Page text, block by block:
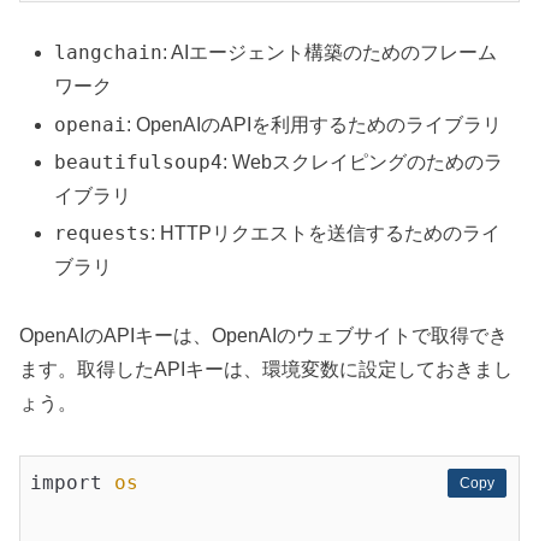
langchain: AIエージェント構築のためのフレーム
ワーク
openai : OpenAIのAPIを利用するためのライブラリ
beautifulsoup4: Webスクレイピングのためのラ
イブラリ
requests: HTTPリクエストを送信するためのライ
ブラリ
OpenAIのAPIキーは、OpenAIのウェブサイトで取得でき
ます。取得したAPIキーは、環境変数に設定しておきまし
ょう。
Copy
Copy
import os